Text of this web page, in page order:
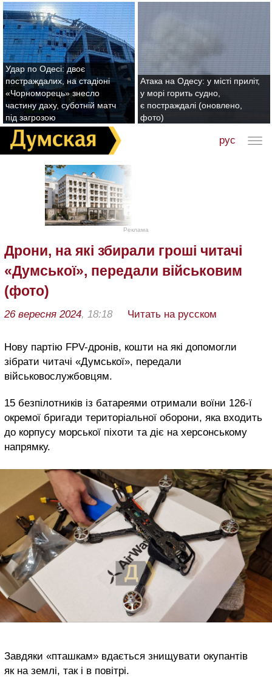
Удар по Одесі: двоє
постраждалих, на стадіоні
«Чорноморець» знесло
частину даху, суботній матч
під загрозою
Атака на Одесу: у місті приліт,
у морі горить судно,
є постраждалі (оновлено,
фото)
рус
Реклама
Дрони, на які збирали гроші читачі
«Думської», передали військовим
(фото)
26 вересня 2024, 18:18 Читать на русском
Нову партію FPV-дронів, кошти на які допомогли
зібрати читачі «Думської», передали
військовослужбовцям.
15 безпілотників із батареями отримали воїни 126-ї
окремої бригади територіальної оборони, яка входить
до корпусу морської піхоти та діє на херсонському
напрямку.
Завдяки «пташкам» вдається знищувати окупантів
як на землі, так і в повітрі.